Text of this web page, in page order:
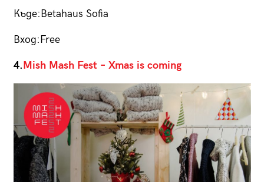
Къде:Вetahaus Sofia
Вход:Free
4.Mish Mash Fest – Xmas is coming